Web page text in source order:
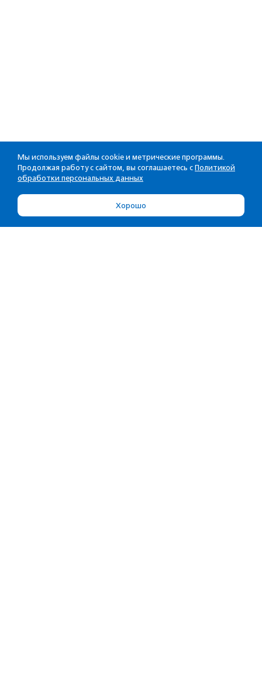
Мы используем файлы cookie и метрические программы.
Продолжая работу с сайтом, вы соглашаетесь с Политикой
обработки персональных данных
Хорошо